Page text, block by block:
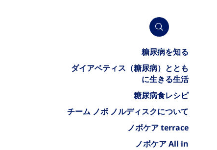
糖尿病を知る
ダイアベティス（糖尿病）ととも
に生きる生活
糖尿病食レシピ
チーム ノボ ノルディスクについて
ノボケア terrace
ノボケア All in